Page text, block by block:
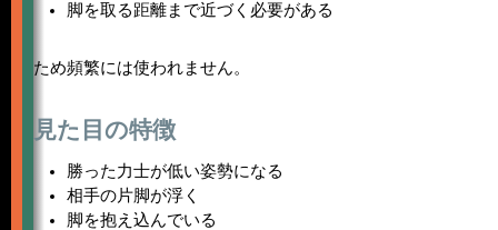
脚を取る距離まで近づく必要がある
ため頻繁には使われません。
見た目の特徴
勝った力士が低い姿勢になる
相手の片脚が浮く
脚を抱え込んでいる